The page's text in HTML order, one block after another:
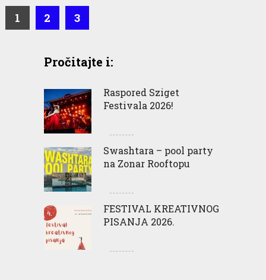
1 2 3
Pročitajte i:
Raspored Sziget
Festivala 2026!
Swashtara – pool party
na Zonar Rooftopu
FESTIVAL KREATIVNOG
PISANJA 2026.